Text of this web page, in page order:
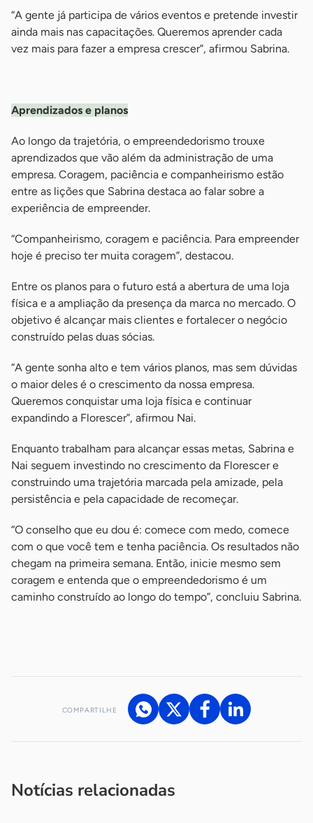
“A gente já participa de vários eventos e pretende investir
ainda mais nas capacitações. Queremos aprender cada
vez mais para fazer a empresa crescer”, afirmou Sabrina.
Aprendizados e planos
Ao longo da trajetória, o empreendedorismo trouxe
aprendizados que vão além da administração de uma
empresa. Coragem, paciência e companheirismo estão
entre as lições que Sabrina destaca ao falar sobre a
experiência de empreender.
“Companheirismo, coragem e paciência. Para empreender
hoje é preciso ter muita coragem”, destacou.
Entre os planos para o futuro está a abertura de uma loja
física e a ampliação da presença da marca no mercado. O
objetivo é alcançar mais clientes e fortalecer o negócio
construído pelas duas sócias.
“A gente sonha alto e tem vários planos, mas sem dúvidas
o maior deles é o crescimento da nossa empresa.
Queremos conquistar uma loja física e continuar
expandindo a Florescer”, afirmou Nai.
Enquanto trabalham para alcançar essas metas, Sabrina e
Nai seguem investindo no crescimento da Florescer e
construindo uma trajetória marcada pela amizade, pela
persistência e pela capacidade de recomeçar.
“O conselho que eu dou é: comece com medo, comece
com o que você tem e tenha paciência. Os resultados não
chegam na primeira semana. Então, inicie mesmo sem
coragem e entenda que o empreendedorismo é um
caminho construído ao longo do tempo”, concluiu Sabrina.
COMPARTILHE
Notícias relacionadas